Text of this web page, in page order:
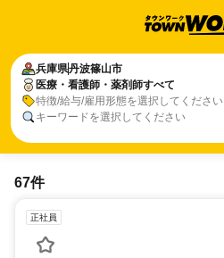
兵庫県丹波篠山市
医療・看護師・薬剤師すべて
特徴/給与/雇用形態を選択してください
キーワードを選択してください
67件
正社員